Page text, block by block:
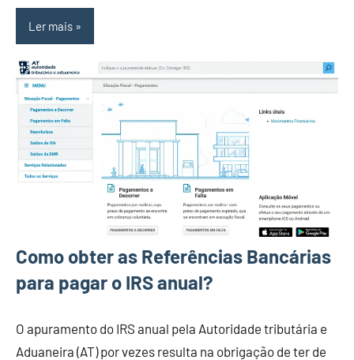
Ler mais
Como obter as Referências Bancárias
para pagar o IRS anual?
O apuramento do IRS anual pela Autoridade tributária e
Aduaneira (AT) por vezes resulta na obrigação de ter de